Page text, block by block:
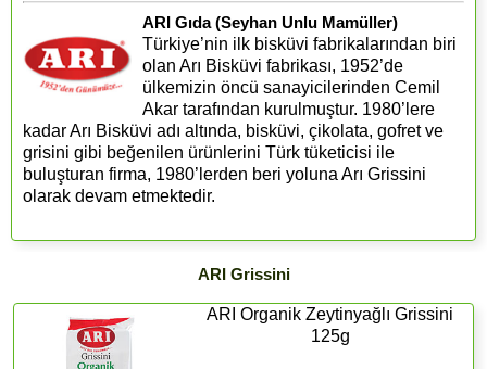
ARI Gıda (Seyhan Unlu Mamüller)
Türkiye’nin ilk bisküvi fabrikalarından biri
olan Arı Bisküvi fabrikası, 1952’de
ülkemizin öncü sanayicilerinden Cemil
Akar tarafından kurulmuştur. 1980’lere
kadar Arı Bisküvi adı altında, bisküvi, çikolata, gofret ve
grisini gibi beğenilen ürünlerini Türk tüketicisi ile
buluşturan firma, 1980’lerden beri yoluna Arı Grissini
olarak devam etmektedir.
ARI Grissini
ARI Organik Zeytinyağlı Grissini
125g